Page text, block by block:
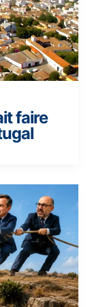
faire